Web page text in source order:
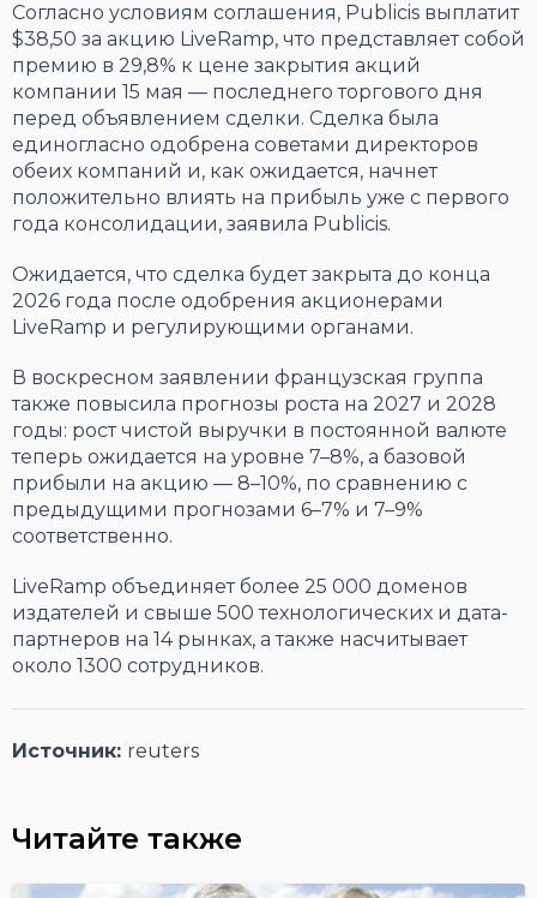
Согласно условиям соглашения, Publicis выплатит
$38,50 за акцию LiveRamp, что представляет собой
премию в 29,8% к цене закрытия акций
компании 15 мая — последнего торгового дня
перед объявлением сделки. Сделка была
единогласно одобрена советами директоров
обеих компаний и, как ожидается, начнет
положительно влиять на прибыль уже с первого
года консолидации, заявила Publicis.
Ожидается, что сделка будет закрыта до конца
2026 года после одобрения акционерами
LiveRamp и регулирующими органами.
В воскресном заявлении французская группа
также повысила прогнозы роста на 2027 и 2028
годы: рост чистой выручки в постоянной валюте
теперь ожидается на уровне 7–8%, а базовой
прибыли на акцию — 8–10%, по сравнению с
предыдущими прогнозами 6–7% и 7–9%
соответственно.
LiveRamp объединяет более 25 000 доменов
издателей и свыше 500 технологических и дата-
партнеров на 14 рынках, а также насчитывает
около 1300 сотрудников.
Источник: reuters
Читайте также